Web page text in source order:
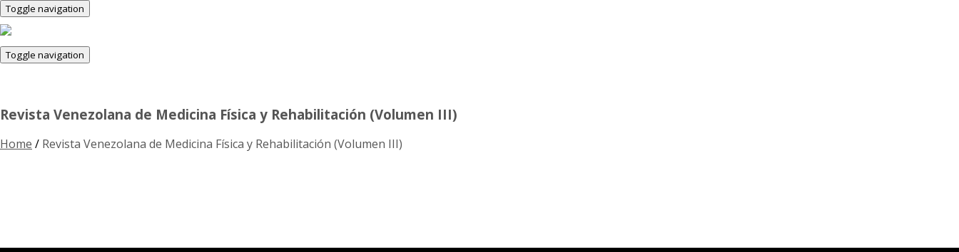
Toggle navigation
Toggle navigation
Revista Venezolana de Medicina Física y Rehabilitación (Volumen III)
Home / Revista Venezolana de Medicina Física y Rehabilitación (Volumen III)